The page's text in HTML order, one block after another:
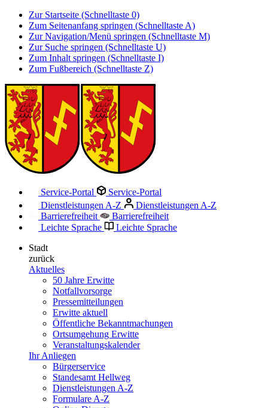
Zur Startseite (Schnelltaste 0)
Zum Seitenanfang springen (Schnelltaste A)
Zur Navigation/Menü springen (Schnelltaste M)
Zur Suche springen (Schnelltaste U)
Zum Inhalt springen (Schnelltaste I)
Zum Fußbereich (Schnelltaste Z)
Service-Portal
Service-Portal
Dienstleistungen A-Z
Dienstleistungen A-Z
Barrierefreiheit
Barrierefreiheit
Leichte Sprache
Leichte Sprache
Stadt
zurück
Aktuelles
50 Jahre Erwitte
Notfallvorsorge
Pressemitteilungen
Erwitte aktuell
Öffentliche Bekanntmachungen
Ortsumgehung Erwitte
Veranstaltungskalender
Ihr Anliegen
Bürgerservice
Standesamt Hellweg
Dienstleistungen A-Z
Formulare A-Z